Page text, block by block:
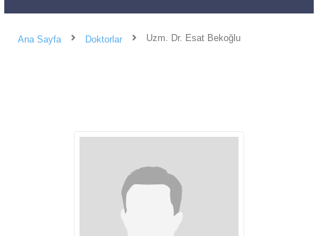
Ana Sayfa Doktorlar Uzm. Dr. Esat Bekoğlu